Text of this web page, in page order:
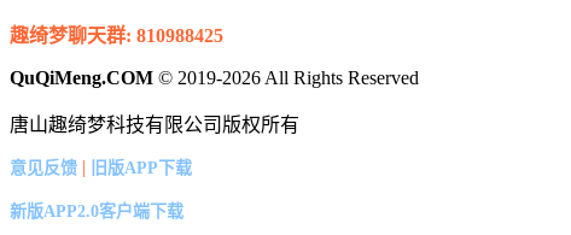
趣绮梦聊天群: 810988425
QuQiMeng.COM © 2019-2026 All Rights Reserved
唐山趣绮梦科技有限公司版权所有
意见反馈 | 旧版APP下载
新版APP2.0客户端下载